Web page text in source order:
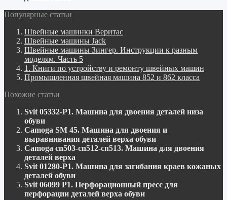
Популярные статьи
Швейные машинки Веритас
Швейные машины Jack
Швейные машины Зингер. Инструкции к разным
моделям. Часть 5
1. Книги по устройству и ремонту швейных машин
Промышленная швейная машина 852 и 862 класса
Похожие статьи
Svit 05332-P1. Машина для двоения деталей низа
обуви
Camoga SM 45. Машина для двоения и
выравнивания деталей верха обуви
Camoga cn503-cn512-cn513. Машина для двоения
деталей верха
Svit 01280-P1. Машина для загибания краев кожаных
деталей обуви
Svit 06099 P1. Перфорационный пресс для
перфорации деталей верха обуви